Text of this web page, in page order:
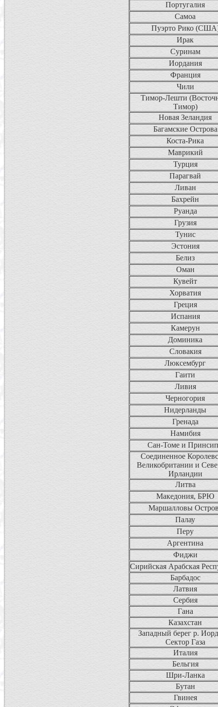
Португалия
Самоа
Пуэрто Рико
Ирак
Суринам
Иордания
Франция
Чили
Тимор-Лешти
Тимор)
Новая Зеландия
Багамские Острова
Коста-Рика
Маврикий
Турция
Парагвай
Ливан
Бахрейн
Руанда
Грузия
Тунис
Эстония
Белиз
Оман
Кувейт
Хорватия
Греция
Испания
Камерун
Доминика
Словакия
Люксембург
Гаити
Ливия
Черногория
Нидерланды
Гренада
Намибия
Сан-Томе и
Соединенное
Великобритании и
Ирландии
Литва
Македония, БРЮ
Маршалловы
Палау
Перу
Аргентина
Фиджи
Сирийская Арабская
Барбадос
Латвия
Сербия
Гана
Казахстан
Западный берег р.
Сектор Газа
Италия
Бельгия
Шри-Ланка
Бутан
Гвинея